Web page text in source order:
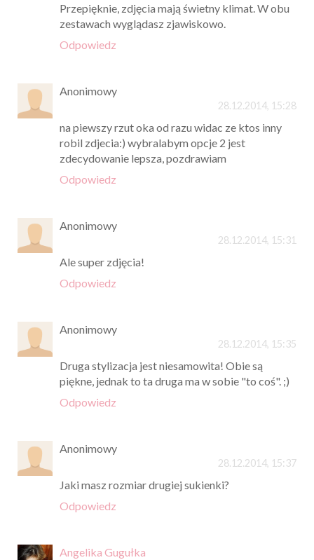
Przepięknie, zdjęcia mają świetny klimat. W obu
zestawach wyglądasz zjawiskowo.
Odpowiedz
Anonimowy
28.12.2014, 15:28
na piewszy rzut oka od razu widac ze ktos inny
robil zdjecia:) wybralabym opcje 2 jest
zdecydowanie lepsza, pozdrawiam
Odpowiedz
Anonimowy
28.12.2014, 15:31
Ale super zdjęcia!
Odpowiedz
Anonimowy
28.12.2014, 15:35
Druga stylizacja jest niesamowita! Obie są
piękne, jednak to ta druga ma w sobie "to coś". ;)
Odpowiedz
Anonimowy
28.12.2014, 15:37
Jaki masz rozmiar drugiej sukienki?
Odpowiedz
Angelika Gugułka